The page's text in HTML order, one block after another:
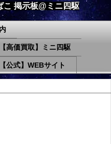
こ 掲示板@ミニ四駆
【高価買取】ミニ四駆
【公式】WEBサイト